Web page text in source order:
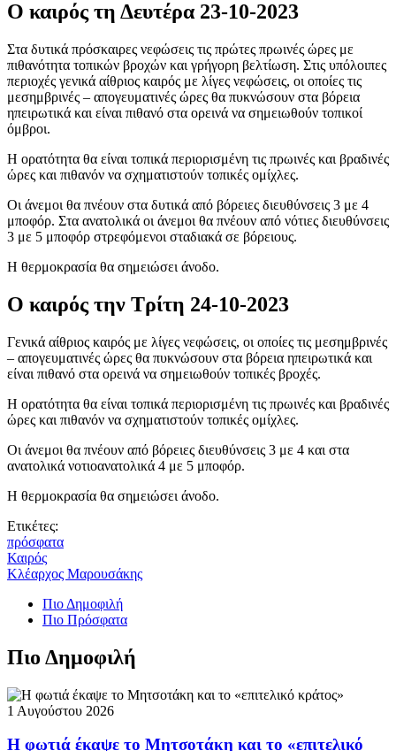
Ο καιρός τη Δευτέρα 23-10-2023
Στα δυτικά πρόσκαιρες νεφώσεις τις πρώτες πρωινές ώρες με
πιθανότητα τοπικών βροχών και γρήγορη βελτίωση. Στις υπόλοιπες
περιοχές γενικά αίθριος καιρός με λίγες νεφώσεις, οι οποίες τις
μεσημβρινές – απογευματινές ώρες θα πυκνώσουν στα βόρεια
ηπειρωτικά και είναι πιθανό στα ορεινά να σημειωθούν τοπικοί
όμβροι.
Η ορατότητα θα είναι τοπικά περιορισμένη τις πρωινές και βραδινές
ώρες και πιθανόν να σχηματιστούν τοπικές ομίχλες.
Οι άνεμοι θα πνέουν στα δυτικά από βόρειες διευθύνσεις 3 με 4
μποφόρ. Στα ανατολικά οι άνεμοι θα πνέουν από νότιες διευθύνσεις
3 με 5 μποφόρ στρεφόμενοι σταδιακά σε βόρειους.
Η θερμοκρασία θα σημειώσει άνοδο.
Ο καιρός την Τρίτη 24-10-2023
Γενικά αίθριος καιρός με λίγες νεφώσεις, οι οποίες τις μεσημβρινές
– απογευματινές ώρες θα πυκνώσουν στα βόρεια ηπειρωτικά και
είναι πιθανό στα ορεινά να σημειωθούν τοπικές βροχές.
Η ορατότητα θα είναι τοπικά περιορισμένη τις πρωινές και βραδινές
ώρες και πιθανόν να σχηματιστούν τοπικές ομίχλες.
Οι άνεμοι θα πνέουν από βόρειες διευθύνσεις 3 με 4 και στα
ανατολικά νοτιοανατολικά 4 με 5 μποφόρ.
Η θερμοκρασία θα σημειώσει άνοδο.
Ετικέτες:
πρόσφατα
Καιρός
Κλέαρχος Μαρουσάκης
Πιο Δημοφιλή
Πιο Πρόσφατα
Πιο Δημοφιλή
1 Αυγούστου 2026
Η φωτιά έκαψε το Μητσοτάκη και το «επιτελικό